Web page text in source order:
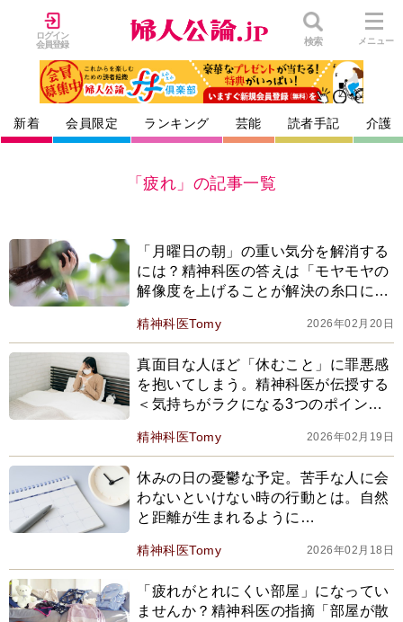
ログイン
会員登録
検索 メニュー
新着 会員限定 ランキング 芸能 読者手記 介護
「疲れ」の記事一覧
「月曜日の朝」の重い気分を解消する
には？精神科医の答えは「モヤモヤの
解像度を上げることが解決の糸口にな
精神科医Tomy 2026年02月20日
真面目な人ほど「休むこと」に罪悪感
を抱いてしまう。精神科医が伝授する
＜気持ちがラクになる3つのポイント
精神科医Tomy 2026年02月19日
休みの日の憂鬱な予定。苦手な人に会
わないといけない時の行動とは。自然
と距離が生まれるように…
精神科医Tomy 2026年02月18日
「疲れがとれにくい部屋」になってい
ませんか？精神科医の指摘「部屋が散